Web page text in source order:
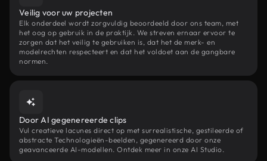
Veilig voor uw projecten
Elk onderdeel wordt zorgvuldig beoordeeld door ons team, met
het oog op gebruik in de praktijk. We streven ernaar ervoor te
zorgen dat het veilig te gebruiken is, dat het de merk- en
modelrechten respecteert en dat het voldoet aan de gangbare
normen.
Door AI gegenereerde clips
Vul creatieve lacunes direct op met surrealistische, gestileerde of
abstracte Technologieën-beelden, gegenereerd door onze
geavanceerde AI-modellen. Ontdek meer in onze AI Studio.